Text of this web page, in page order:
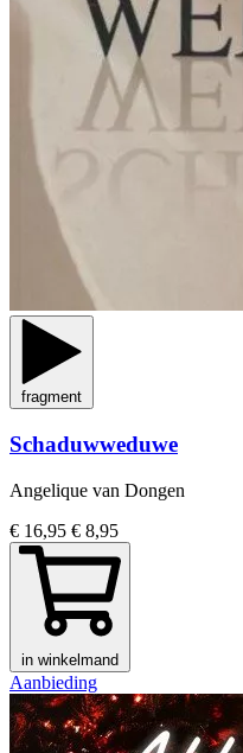
fragment
Schaduwweduwe
Angelique van Dongen
€ 16,95 € 8,95
in winkelmand
Aanbieding